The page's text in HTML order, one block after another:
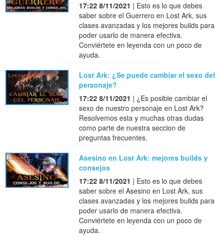
17:22 8/11/2021 | Esto es lo que debes
saber sobre el Guerrero en Lost Ark, sus
clases avanzadas y los mejores builds para
poder usarlo de manera efectiva.
Conviértete en leyenda con un poco de
ayuda.
Lost Ark: ¿Se puede cambiar el sexo del
personaje?
17:22 8/11/2021 | ¿Es posible cambiar el
sexo de nuestro personaje en Lost Ark?
Resolvemos esta y muchas otras dudas
como parte de nuestra seccion de
preguntas frecuentes.
Asesino en Lost Ark: mejores builds y
consejos
17:22 8/11/2021 | Esto es lo que debes
saber sobre el Asesino en Lost Ark, sus
clases avanzadas y los mejores builds para
poder usarlo de manera efectiva.
Conviértete en leyenda con un poco de
ayuda.